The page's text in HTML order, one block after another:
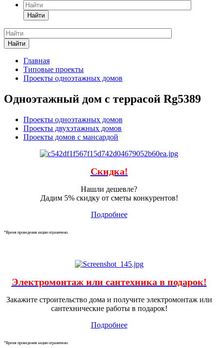
Найти
Найти
Главная
Типовые проекты
Проекты одноэтажных домов
Одноэтажный дом с террасой Rg5389
Проекты одноэтажных домов
Проекты двухэтажных домов
Проекты домов с мансардой
Скидка!
Нашли дешевле?
Дадим 5% скидку от сметы конкурентов!
Подробнее
*Время проведения акции ограничено.
Электромонтаж или сантехника в подарок!
Закажите строительство дома и получите электромонтаж или
сантехнические работы в подарок!
Подробнее
*Время проведения акции ограничено.